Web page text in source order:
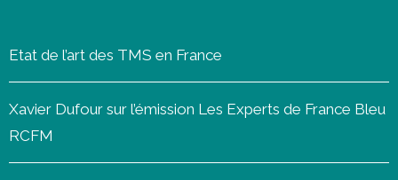
Etat de l’art des TMS en France
Xavier Dufour sur l’émission Les Experts de France Bleu
RCFM